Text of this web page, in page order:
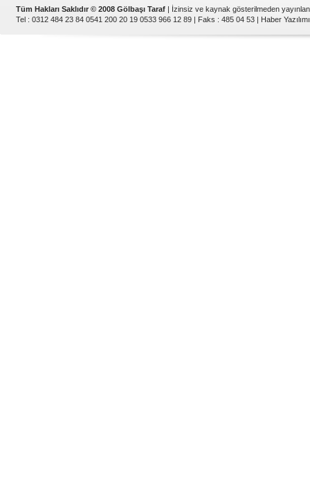
Tüm Hakları Saklıdır © 2008 Gölbaşı Taraf | İzinsiz ve kaynak gösterilmeden
Tel : 0312 484 23 84 0541 200 20 19 0533 966 12 89 | Faks : 485 04 53 | Haber Yazılımı